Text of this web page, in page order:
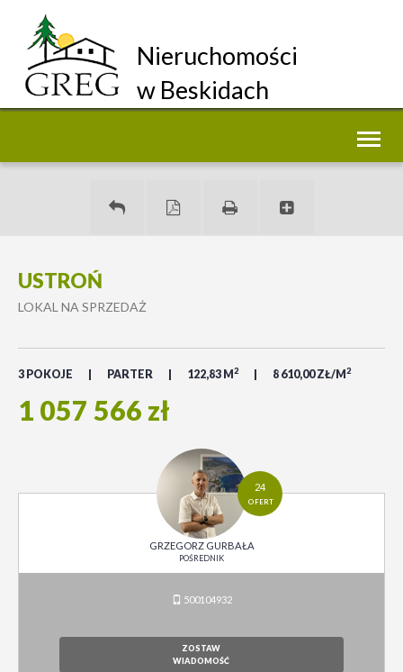
Nieruchomości
w Beskidach
USTROŃ
LOKAL NA SPRZEDAŻ
3 POKOJE PARTER 122,83 M 2 8 610,00 ZŁ/M 2
1 057 566 zł
24
OFERT
GRZEGORZ GURBAŁA
POŚREDNIK
500104932
ZOSTAW
WIADOMOŚĆ